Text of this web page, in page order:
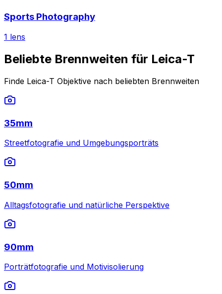
Sports Photography
1 lens
Beliebte Brennweiten für Leica-T
Finde Leica-T Objektive nach beliebten Brennweiten
35mm
Streetfotografie und Umgebungsporträts
50mm
Alltagsfotografie und natürliche Perspektive
90mm
Porträtfotografie und Motivisolierung